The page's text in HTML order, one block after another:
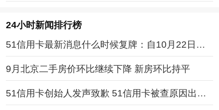
24小时新闻排行榜
51信用卡最新消息什么时候复牌：自10月22日下
午1时整起恢复买卖
9月北京二手房价环比继续下降 新房环比持平
51信用卡创始人发声致歉 51信用卡被查原因出事
前后事件始末